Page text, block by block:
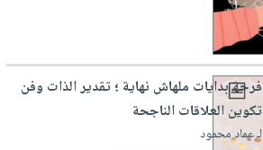
فرحة بدايات ملهاش نهاية ؛ تقدير الذات وفن
تكوين العلاقات الناجحة
لـ عماد محمود